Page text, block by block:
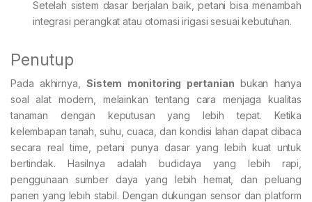
Setelah sistem dasar berjalan baik, petani bisa menambah
integrasi perangkat atau otomasi irigasi sesuai kebutuhan.
Penutup
Pada akhirnya,Sistem monitoring pertanian bukan hanya
soal alat modern, melainkan tentang cara menjaga kualitas
tanaman dengan keputusan yang lebih tepat. Ketika
kelembapan tanah, suhu, cuaca, dan kondisi lahan dapat dibaca
secara real time, petani punya dasar yang lebih kuat untuk
bertindak. Hasilnya adalah budidaya yang lebih rapi,
penggunaan sumber daya yang lebih hemat, dan peluang
panen yang lebih stabil. Dengan dukungan sensor dan platform